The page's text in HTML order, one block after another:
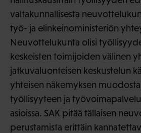
valtakunnallisesta
työ- ja elinkeinoministeriön
Neuvottelukunta olisi
keskeisten toimijoiden välinen
jatkuvaluonteisen keskustelun
yhteisen näkemyksen
työllisyyteen ja
asioissa. SAK pitää tällaisen
perustamista erittäin